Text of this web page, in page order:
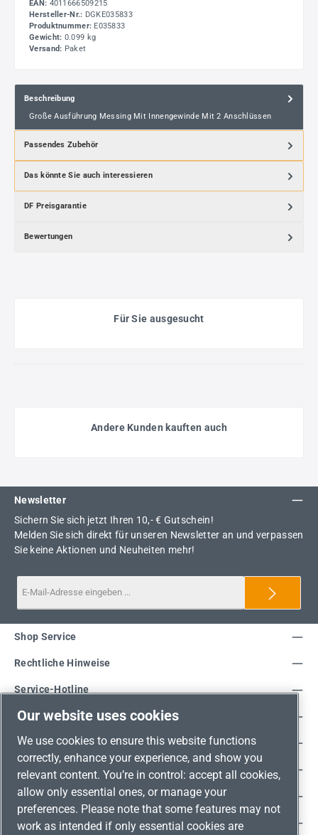
EAN: 4011666509215
Hersteller-Nr.: DGKE035833
Produktnummer: E035833
Gewicht: 0.099 kg
Versand: Paket
Beschreibung
Große Ausführung Messing Mit Innengewinde Mit 2 Anschlüssen
Passendes Zubehör
Das könnte Sie auch interessieren
DF Preisgarantie
Bewertungen
Für Sie ausgesucht
Andere Kunden kauften auch
Newsletter
Sichern Sie sich jetzt Ihren 10,- € Gutschein!
Melden Sie sich direkt für unseren Newsletter an und verpassen
Sie keine Aktionen und Neuheiten mehr!
Service-Hotline
Shop Service
Rechtliche Hinweise
Unsere Vorteile
Versandarten
Zahlungsarten
Adresse
Umweltschutz & Partnerschaft
Our website uses cookies
We use cookies to ensure this website functions
correctly, enhance your experience, and show you
relevant content. You’re in control: accept all cookies,
allow only essential ones, or manage your
preferences. Please note that some features may not
work as intended if only essential cookies are